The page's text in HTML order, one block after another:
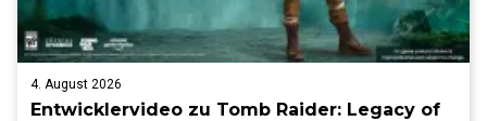
4. August 2026
Entwicklervideo zu Tomb Raider: Legacy of